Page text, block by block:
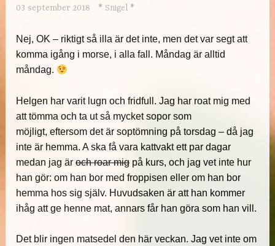
03 september 2018 * Snigel *
Nej, OK – riktigt så illa är det inte, men det var segt att
komma igång i morse, i alla fall. Måndag är alltid
måndag.
Helgen har varit lugn och fridfull. Jag har roat mig med
att tömma och ta ut så mycket sopor som
möjligt, eftersom det är soptömning på torsdag – då jag
inte är hemma. A ska få vara kattvakt ett par dagar
medan jag äroch roar migpå kurs, och jag vet inte hur
han gör: om han bor med froppisen eller om han bor
hemma hos sig själv. Huvudsaken är att han kommer
ihåg att ge henne mat, annars får han göra som han vill.
Det blir ingen matsedel den här veckan. Jag vet inte om